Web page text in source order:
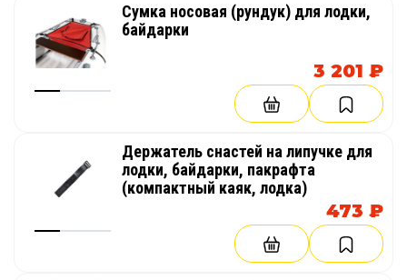
Сумка носовая (рундук) для лодки,
байдарки
3 201 ₽
Держатель снастей на липучке для
лодки, байдарки, пакрафта
(компактный каяк, лодка)
473 ₽